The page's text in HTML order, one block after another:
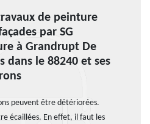
de peinture
par SG
à Grandrupt De
dans le 88240 et ses
peuvent être détériorées.
écaillées. En effet, il faut les